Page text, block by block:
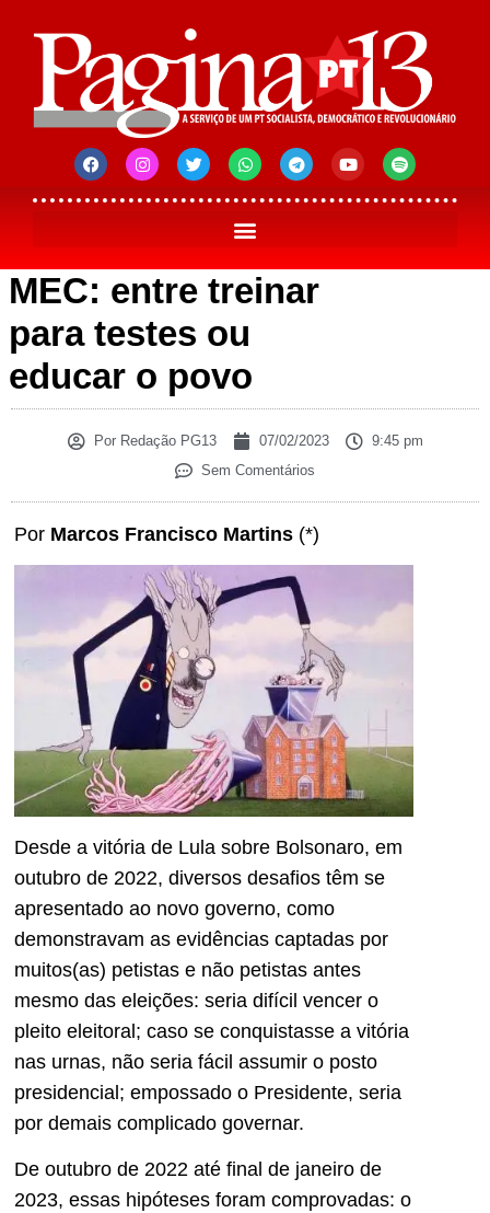
MEC: entre treinar
para testes ou
educar o povo
PorRedação PG13 07/02/2023
9:45 pm
Sem Comentários
Por Marcos Francisco Martins (*)
Desde a vitória de Lula sobre Bolsonaro, em
outubro de 2022, diversos desafios têm se
apresentado ao novo governo, como
demonstravam as evidências captadas por
muitos(as) petistas e não petistas antes
mesmo das eleições: seria difícil vencer o
pleito eleitoral; caso se conquistasse a vitória
nas urnas, não seria fácil assumir o posto
presidencial; empossado o Presidente, seria
por demais complicado governar.
De outubro de 2022 até final de janeiro de
2023, essas hipóteses foram comprovadas: o